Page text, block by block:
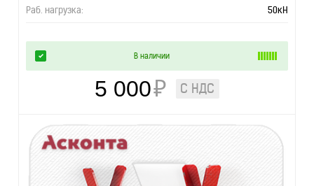
Раб. нагрузка: 50кН
В наличии
5 000₽ С НДС